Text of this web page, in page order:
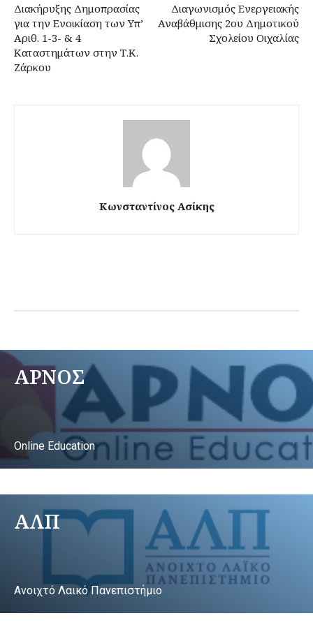
Διακήρυξης Δημοπρασίας
για την Ενοικίαση των Υπ’
Αριθ. 1-3- & 4
Καταστημάτων στην Τ.Κ.
Ζάρκου
Διαγωνισμός Ενεργειακής
Αναβάθμισης 2ου Δημοτικού
Σχολείου Οιχαλίας
Κωνσταντίνος Ασίκης
ΑΡΝΟΣ
Online Education
ΑΛΠ
Ανοιχτό Λαικό Πανεπιστήμιο